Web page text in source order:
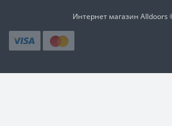
Интернет магазин Alldoors